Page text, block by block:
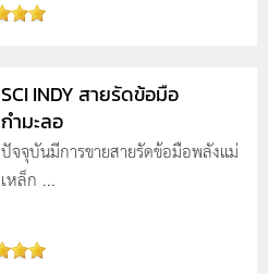
SCI INDY สายรัดข้อมือ
กำมะลอ
ปัจจุบันมีการขายสายรัดข้อมือพลังแม่
เหล็ก ...